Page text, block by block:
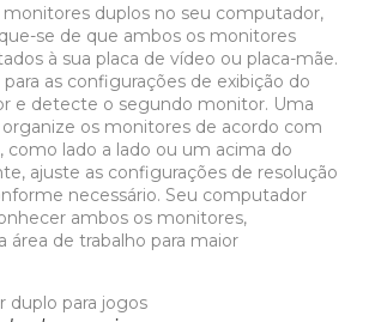
monitores duplos no seu computador,
se de que ambos os monitores
à sua placa de vídeo ou placa-mãe.
as configurações de exibição do
e detecte o segundo monitor. Uma
os monitores de acordo com
como lado a lado ou um acima do
ajuste as configurações de resolução
necessário. Seu computador
ambos os monitores,
área de trabalho para maior